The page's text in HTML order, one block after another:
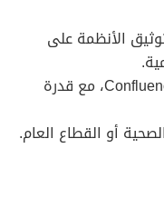
مجال توثيق الأنظمة على
. خبرة متقدمة في استخدام منصة Confluence، مع قدرة
أو القطاع العام.